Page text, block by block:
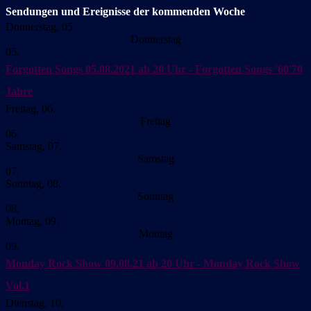
Sendungen und Ereignisse der kommenden Woche
Donnerstag, 05.
Donnerstag
05.
Forgotten Songs 05.08.2021 ab 20 Uhr - Forgotten Songs '60'70
Jahre
Freitag, 06.
Freitag
06.
Samstag, 07.
Samstag
07.
Sonntag, 08.
Sonntag
08.
Montag, 09.
Montag
09.
Monday Rock Show 09.08.21 ab 20 Uhr - Monday Rock Show
Vol.1
Dienstag, 10.